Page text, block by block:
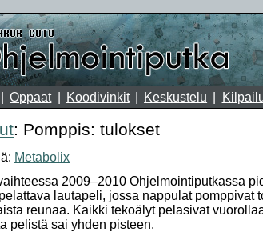
Oppaat Koodivinkit Keskustelu
: Pomppis: tulokset
Metabolix
2009–2010 Ohjelmointiputkassa
lautapeli, jossa nappulat pomppivat
reunaa. Kaikki tekoälyt pelasivat
pelistä sai yhden pisteen.